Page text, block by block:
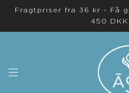
Fragtpriser fra 36 kr - Få
450